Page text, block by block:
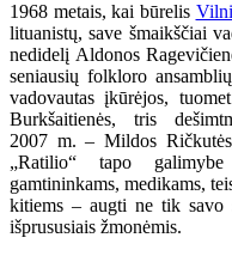
1968 metais, kai būrelis
lituanistų, save šmaikščiai
nedidelį Aldonos
seniausių folkloro
vadovautas įkūrėjos,
Burkšaitienės, tris
2007 m. – Mildos
„Ratilio“ tapo
gamtininkams, medikams,
kitiems – augti ne tik savo
išprususiais žmonėmis.